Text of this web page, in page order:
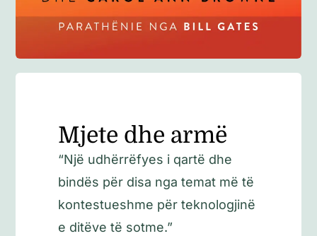
Mjete dhe armë
“Një udhërrëfyes i qartë dhe
bindës për disa nga temat më të
kontestueshme për teknologjinë
e ditëve të sotme.”